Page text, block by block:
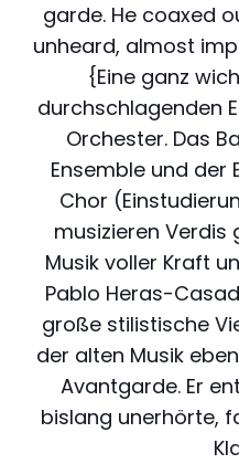
garde. He coaxed
unheard, almost
{Eine ganz
durchschlagenden
Orchester. Das
Ensemble und
Chor
musizieren Verdis
Musik voller Kraft
Pablo Heras-
große stilistische
der alten Musik
Avantgarde. Er
bislang unerhörte,